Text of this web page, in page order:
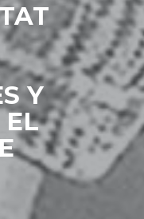
Y
EL